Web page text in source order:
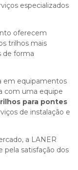
especializados
oferecem
trilhos mais
de forma
em equipamentos
com uma equipe
para pontes
de instalação e
a LANER
pela satisfação dos